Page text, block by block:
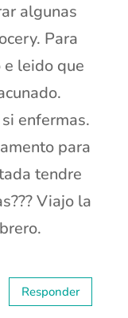
algunas
Para
e leido que
enfermas.
para
tendre
Viajo la
Responder